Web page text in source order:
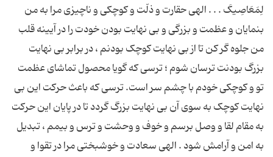
لِمَعَاصِیکَ . . . الهی حقارت و ذلّت و کوچکی و ناچیزی مرا به من
بنمایان و عظمت و بزرگی و بی نهایت بودن خودت را در آیینه قلب
من جلوه گر کن تا از بی نهایت کوچک بودنم ، در برابر بی نهایت
بزرگ بودنت ترسان شوم ؛ ترسی که گویا محصول تماشای عظمت
تو و کوچکی خودم با چشم سر است. ترسی که باعث حرکت این بی
نهایت کوچک به سوی آن بی نهایت بزرگ گردد تا در پایان این حرکت
به مقام لقا و وصل برسم و خوف و وحشت و ترس و بیمم ، تبدیل
به امن و آرامش شود . الهی سعادت و خوشبختی مرا در تقوا و